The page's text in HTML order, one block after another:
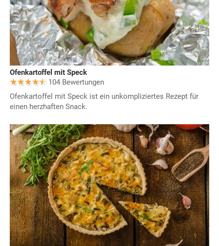
Ofenkartoffel mit Speck
104 Bewertungen
Ofenkartoffel mit Speck ist ein unkompliziertes Rezept für
einen herzhaften Snack.